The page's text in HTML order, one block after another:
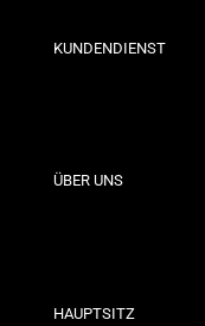
KUNDENDIENST
Kontakt
ÜBER UNS
Unsere Geschäfte
HAUPTSITZ